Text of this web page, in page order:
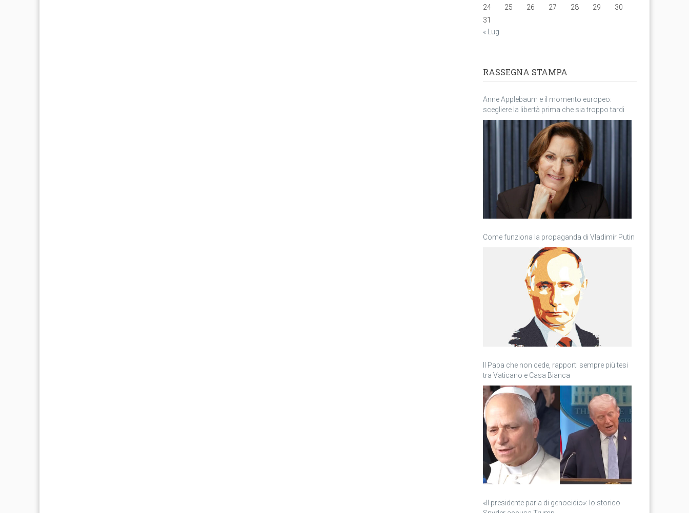
24
25 26 27 28 29
30
31
« Lug
RASSEGNA STAMPA
Anne Applebaum e il momento europeo:
scegliere la libertà prima che sia troppo tardi
Come funziona la propaganda di Vladimir Putin
Il Papa che non cede, rapporti sempre più tesi
tra Vaticano e Casa Bianca
«Il presidente parla di genocidio»: lo storico